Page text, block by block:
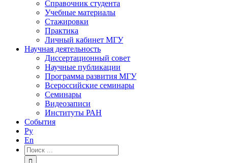
Справочник студента
Учебные материалы
Стажировки
Практика
Личный кабинет МГУ
Научная деятельность
Диссертационный совет
Научные публикации
Программа развития МГУ
Всероссийские семинары
Семинары
Видеозаписи
Институты РАН
События
Ру
En
Результат
поиска: